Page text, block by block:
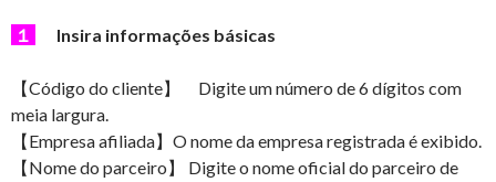
１ Insira informações básicas
【Código do cliente】 Digite um número de 6 dígitos com
meia largura.
【Empresa afiliada】O nome da empresa registrada é exibido.
【Nome do parceiro】 Digite o nome oficial do parceiro de